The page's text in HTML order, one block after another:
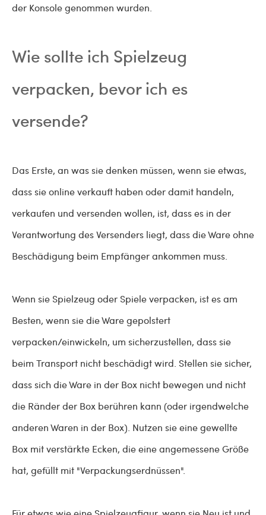
der Konsole genommen wurden.
Wie sollte ich Spielzeug
verpacken, bevor ich es
versende?
Das Erste, an was sie denken müssen, wenn sie etwas,
dass sie online verkauft haben oder damit handeln,
verkaufen und versenden wollen, ist, dass es in der
Verantwortung des Versenders liegt, dass die Ware ohne
Beschädigung beim Empfänger ankommen muss.
Wenn sie Spielzeug oder Spiele verpacken, ist es am
Besten, wenn sie die Ware gepolstert
verpacken/einwickeln, um sicherzustellen, dass sie
beim Transport nicht beschädigt wird. Stellen sie sicher,
dass sich die Ware in der Box nicht bewegen und nicht
die Ränder der Box berühren kann (oder irgendwelche
anderen Waren in der Box). Nutzen sie eine gewellte
Box mit verstärkte Ecken, die eine angemessene Größe
hat, gefüllt mit "Verpackungserdnüssen".